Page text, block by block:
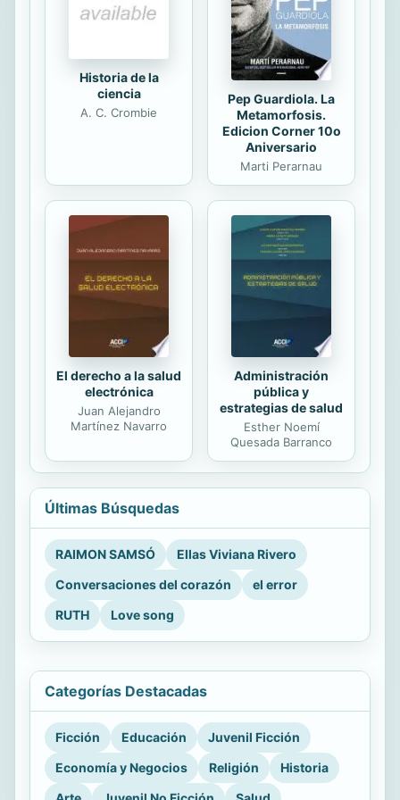
Historia de la
ciencia
A. C. Crombie
Pep Guardiola. La
Metamorfosis.
Edicion Corner 10o
Aniversario
Marti Perarnau
El derecho a la salud
electrónica
Juan Alejandro
Martínez Navarro
Administración
pública y
estrategias de salud
Esther Noemí
Quesada Barranco
Últimas Búsquedas
RAIMON SAMSÓ
Ellas Viviana Rivero
Conversaciones del corazón
el error
RUTH
Love song
Categorías Destacadas
Ficción Educación
Juvenil Ficción
Economía y Negocios
Religión
Historia